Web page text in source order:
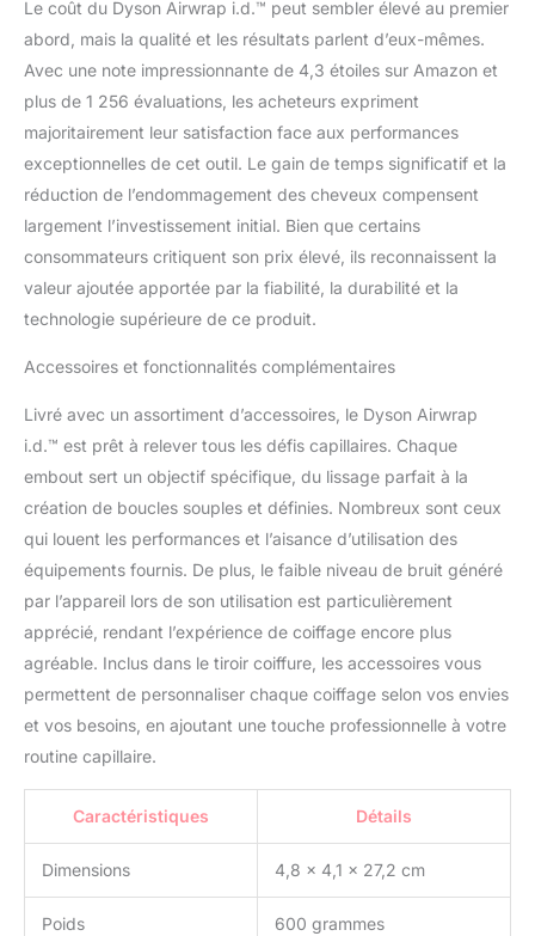
Le coût du Dyson Airwrap i.d.™ peut sembler élevé au premier
abord, mais la qualité et les résultats parlent d’eux-mêmes.
Avec une note impressionnante de 4,3 étoiles sur Amazon et
plus de 1 256 évaluations, les acheteurs expriment
majoritairement leur satisfaction face aux performances
exceptionnelles de cet outil. Le gain de temps significatif et la
réduction de l’endommagement des cheveux compensent
largement l’investissement initial. Bien que certains
consommateurs critiquent son prix élevé, ils reconnaissent la
valeur ajoutée apportée par la fiabilité, la durabilité et la
technologie supérieure de ce produit.
Accessoires et fonctionnalités complémentaires
Livré avec un assortiment d’accessoires, le Dyson Airwrap
i.d.™ est prêt à relever tous les défis capillaires. Chaque
embout sert un objectif spécifique, du lissage parfait à la
création de boucles souples et définies. Nombreux sont ceux
qui louent les performances et l’aisance d’utilisation des
équipements fournis. De plus, le faible niveau de bruit généré
par l’appareil lors de son utilisation est particulièrement
apprécié, rendant l’expérience de coiffage encore plus
agréable. Inclus dans le tiroir coiffure, les accessoires vous
permettent de personnaliser chaque coiffage selon vos envies
et vos besoins, en ajoutant une touche professionnelle à votre
routine capillaire.
Caractéristiques Détails
Dimensions 4,8 x 4,1 x 27,2 cm
Poids 600 grammes